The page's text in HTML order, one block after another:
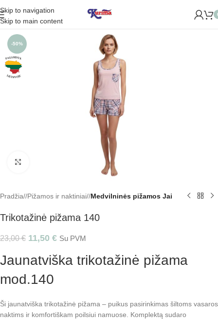
Skip to navigation
Skip to main content
NAUJĄ PARDUOTUVĘ ŽVĖRYNE (SĖLIŲ G. 29
-50%
Pradžia/ Pižamos ir naktiniai/ Medvilninės pižamos Jai
Trikotažinė pižama 140
23,00€ 11,50 € Su PVM
Jaunatviška trikotažinė pižama
mod.140
Ši jaunatviška trikotažinė pižama – puikus pasirinkimas šiltoms vasaros
naktims ir komfortiškam poilsiui namuose. Komplektą sudaro